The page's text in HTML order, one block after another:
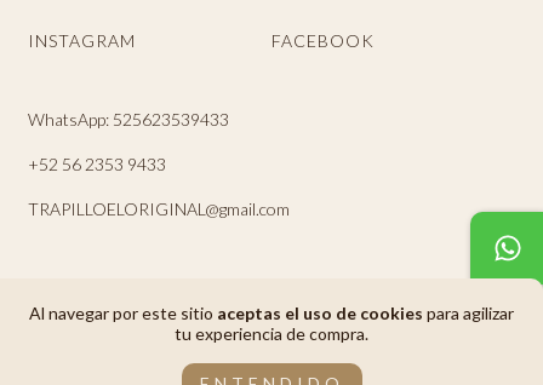
Al navegar por este sitio aceptas el uso de cookies para agilizar
tu experiencia de compra.
INSTAGRAM FACEBOOK
WhatsApp: 525623539433
+52 56 2353 9433
TRAPILLOELORIGINAL@gmail.com
Copyright Trapillo El Original - 2026. Todos los derechos reservados.